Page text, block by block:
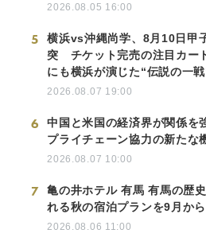
2026.08.05 16:00
5
横浜vs沖縄尚学、8月10日甲
突 チケット完売の注目カー
にも横浜が演じた“伝説の一戦
2026.08.07 19:00
6
中国と米国の経済界が関係を
プライチェーン協力の新たな
2026.08.07 10:00
7
亀の井ホテル 有馬 有馬の歴
れる秋の宿泊プランを9月か
2026.08.06 11:00